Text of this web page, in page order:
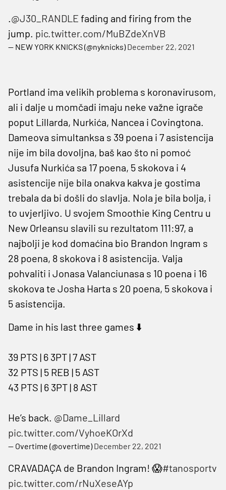
.@J30_RANDLE fading and firing from the
jump. pic.twitter.com/MuBZdeXnVB
— NEW YORK KNICKS (@nyknicks)December 22, 2021
Portland ima velikih problema s koronavirusom,
ali i dalje u momčadi imaju neke važne igrače
poput Lillarda, Nurkića, Nancea i Covingtona.
Dameova simultanksa s 39 poena i 7 asistencija
nije im bila dovoljna, baš kao što ni pomoć
Jusufa Nurkića sa 17 poena, 5 skokova i 4
asistencije nije bila onakva kakva je gostima
trebala da bi došli do slavlja. Nola je bila bolja, i
to uvjerljivo. U svojem Smoothie King Centru u
New Orleansu slavili su rezultatom 111:97, a
najbolji je kod domaćina bio Brandon Ingram s
28 poena, 8 skokova i 8 asistencija. Valja
pohvaliti i Jonasa Valanciunasa s 10 poena i 16
skokova te Josha Harta s 20 poena, 5 skokova i
5 asistencija.
Dame in his last three games ⬇️
39 PTS | 6 3PT | 7 AST
32 PTS | 5 REB | 5 AST
43 PTS | 6 3PT | 8 AST
He’s back. @Dame_Lillard
pic.twitter.com/VyhoeKOrXd
— Overtime (@overtime)December 22, 2021
CRAVADAÇA de Brandon Ingram! 😱#tanosportv
pic.twitter.com/rNuXeseAYp